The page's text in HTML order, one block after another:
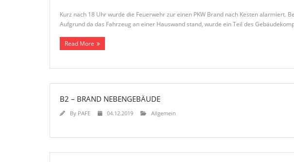
Kurz nach 18 Uhr wurde die Feuerwehr zur einen PKW Brand nach Kesten
Aufgrund da das Fahrzeug an einer Hauswand stand, wurde ein Teil des
Read More
B2 – BRAND NEBENGEBÄUDE
By PAFE 04.12.2019 Allgemein